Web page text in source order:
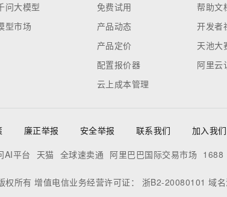
问大模型
型市场
免费试用
产品动态
产品定价
配置报价器
云上成本管理
帮助文
开发者
天池大
阿里云
廉正举报 安全举报 联系我们
加入我们
AI平台 天猫 全球速卖通 阿里巴巴国际交易市场 1688
所有 增值电信业务经营许可证： 浙B2-20080101 域